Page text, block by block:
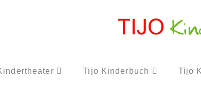
Tijo Kinderbuch Tijo